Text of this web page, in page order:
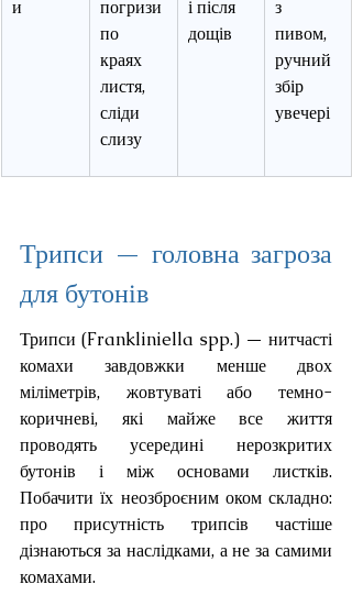
и
погризи
по
краях
листя,
сліди
слизу
і після
дощів
з
пивом,
ручний
збір
увечері
Трипси — головна загроза
для бутонів
Трипси (Frankliniella spp.) — нитчасті
комахи завдовжки менше двох
міліметрів, жовтуваті або темно-
коричневі, які майже все життя
проводять усередині нерозкритих
бутонів і між основами листків.
Побачити їх неозброєним оком складно:
про присутність трипсів частіше
дізнаються за наслідками, а не за самими
комахами.